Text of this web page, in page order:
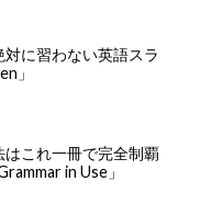
対に習わない英語スラ
」
はこれ一冊で完全制覇
in Use」